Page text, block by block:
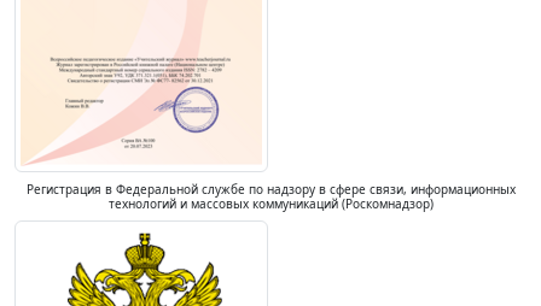
Регистрация в Федеральной службе по надзору в сфере связи, информационных
технологий и массовых коммуникаций (Роскомнадзор)